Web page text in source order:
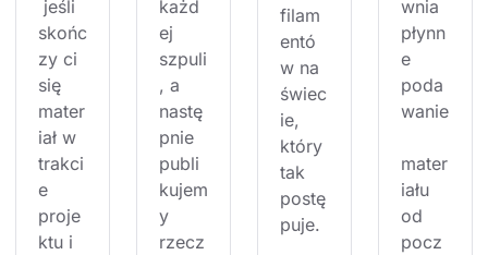
jeśli
skońc
zy ci
się
mater
iał w
trakci
e
proje
ktu i
każd
ej
szpuli
, a
nastę
pnie
publi
kujem
y
rzecz
filam
entó
w na
świec
ie,
który
tak
postę
puje.
wnia
płynn
e
poda
wanie
mater
iału
od
pocz